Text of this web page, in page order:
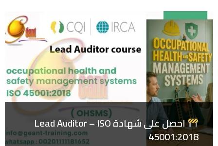
احصل على شهادة Lead Auditor – ISO
45001:2018